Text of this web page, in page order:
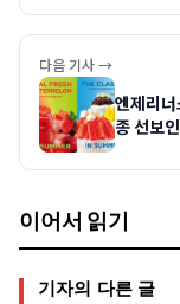
다음 기사 →
엔제리
종 선보
이어서 읽기
기자의 다른 글